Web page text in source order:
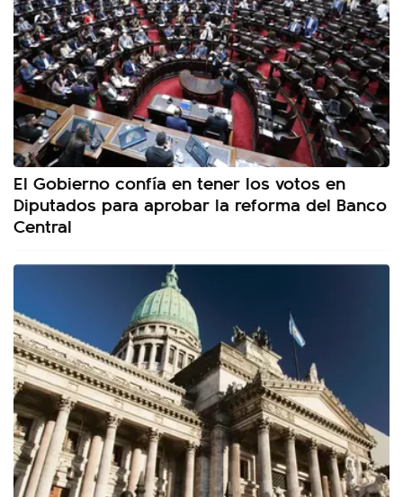
El Gobierno confía en tener los votos en
Diputados para aprobar la reforma del Banco
Central